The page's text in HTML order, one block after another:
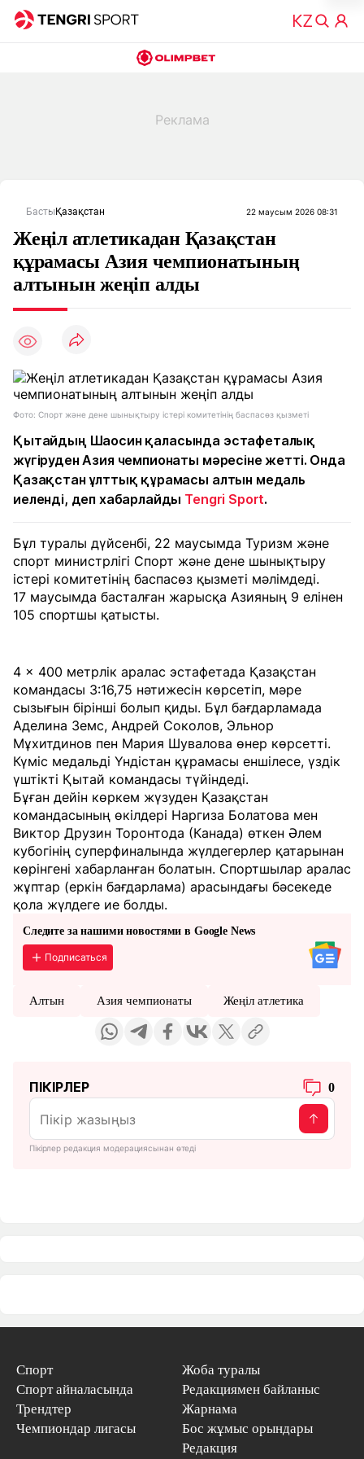
БастыҚазақстан 22 маусым 2026 08:31
Жеңіл атлетикадан Қазақстан
құрамасы Азия чемпионатының
алтынын жеңіп алды
Фото: Спорт және дене шынықтыру істері комитетінің баспасөз қызметі
Қытайдың Шаосин қаласында эстафеталық
жүгіруден Азия чемпионаты мәресіне жетті. Онда
Қазақстан ұлттық құрамасы алтын медаль
иеленді, деп хабарлайды Tengri Sport.
Бұл туралы дүйсенбі, 22 маусымда Туризм және
спорт министрлігі Спорт және дене шынықтыру
істері комитетінің баспасөз қызметі мәлімдеді.
17 маусымда басталған жарысқа Азияның 9 елінен
105 спортшы қатысты.
4 × 400 метрлік аралас эстафетада Қазақстан
командасы 3:16,75 нәтижесін көрсетіп, мәре
сызығын бірінші болып қиды. Бұл бағдарламада
Аделина Земс, Андрей Соколов, Эльнор
Мұхитдинов пен Мария Шувалова өнер көрсетті.
Күміс медальді Үндістан құрамасы еншілесе, үздік
үштікті Қытай командасы түйіндеді.
Бұған дейін көркем жүзуден Қазақстан
командасының өкілдері Наргиза Болатова мен
Виктор Друзин Торонтода (Канада) өткен Әлем
кубогінің суперфиналында жүлдегерлер қатарынан
көрінгені хабарланған болатын. Спортшылар аралас
жұптар (еркін бағдарлама) арасындағы бәсекеде
қола жүлдеге ие болды.
Следите за нашими новостями в Google News
Подписаться
Алтын Азия чемпионаты Жеңіл атлетика
ПІКІРЛЕР 0
Пікірлер редакция модерациясынан өтеді
Спорт
Спорт айналасында
Трендтер
Чемпиондар лигасы
Жоба туралы
Редакциямен байланыс
Жарнама
Бос жұмыс орындары
Редакция